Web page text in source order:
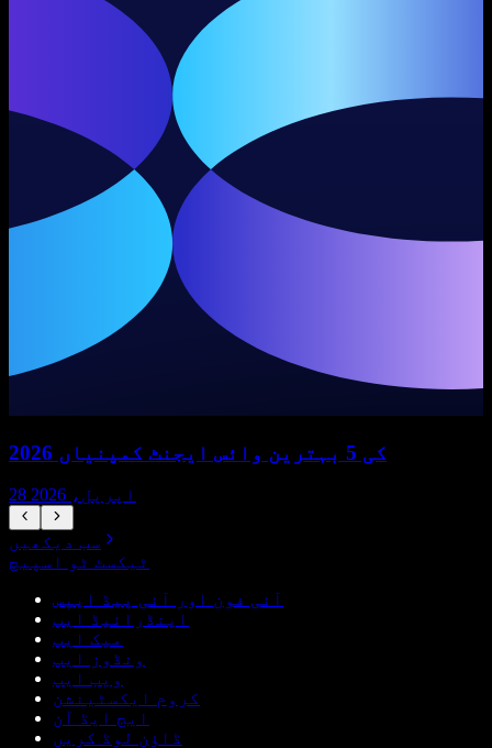
2026 کی 5 بہترین وائس ایجنٹ کمپنیاں
28 اپریل، 2026
سب دیکھیں
ٹیکسٹ ٹو اسپیچ
آئی فون اور آئی پیڈ ایپس
اینڈرائیڈ ایپ
میک ایپ
ونڈوز ایپ
ویب ایپ
کروم ایکسٹینشن
ایج ایڈ آن
ڈاؤن لوڈ کریں